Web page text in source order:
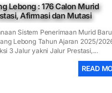
: 176 Calon Murid
Afirmasi dan Mutasi
Sistem Penerimaan Murid Baru
Lebong Tahun Ajaran 2025/
3 Jalur yakni Jalur Prestasi,...
READ